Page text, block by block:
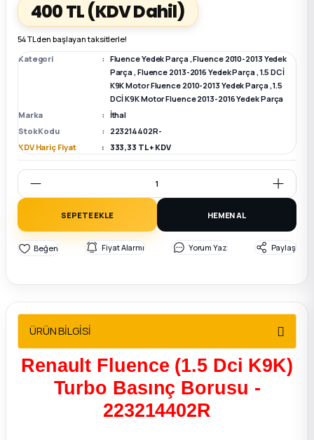
Parça
Sedan
Parça
400 TL(KDV Dahil)
54 TL den başlayan taksitlerle!
Kategori
Fluence Yedek Parça,Fluence 2010-2013 Yedek
Parça,Fluence 2013-2016 Yedek Parça,1.5 DCİ
K9K Motor Fluence 2010-2013 Yedek Parça,1.5
DCİ K9K Motor Fluence 2013-2016 Yedek Parça
Marka
İthal
Stok Kodu
223214402R-
KDV Hariç Fiyat
333,33 TL + KDV
SEPETE EKLE HEMEN AL
Fiyat Alarmı Yorum Yaz Paylaş
ÜRÜN BİLGİSİ
Renault Fluence (1.5 Dci K9K)
Turbo Basınç Borusu -
223214402R